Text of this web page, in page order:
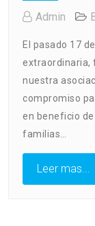
Admin
El pasado 17
extraordinaria,
nuestra
compromiso
en beneficio
familias…
Leer mas...